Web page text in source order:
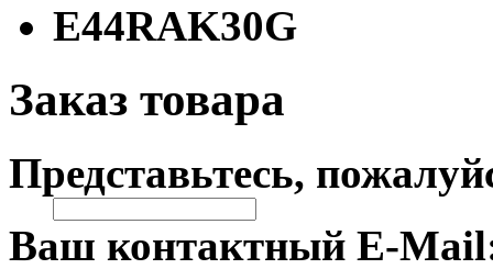
E44RAK30G
Заказ товара
Представьтесь,
Ваш контактный E-